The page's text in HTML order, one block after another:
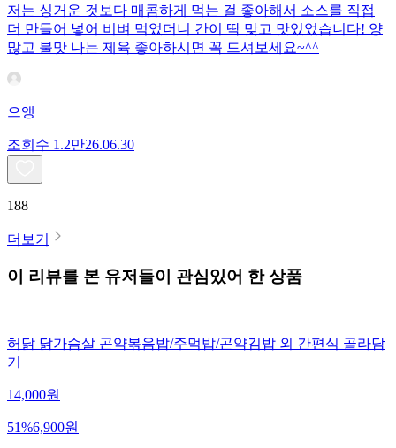
저는 싱거운 것보다 매콤하게 먹는 걸 좋아해서 소스를 직접
더 만들어 넣어 비벼 먹었더니 간이 딱 맞고 맛있었습니다! 양
많고 불맛 나는 제육 좋아하시면 꼭 드셔보세요~^^
으앵
조회수 1.2만26.06.30
188
더보기
이 리뷰를 본 유저들이 관심있어 한 상품
허닭 닭가슴살 곤약볶음밥/주먹밥/곤약김밥 외 간편식 골라담
기
14,000원
51%6,900원